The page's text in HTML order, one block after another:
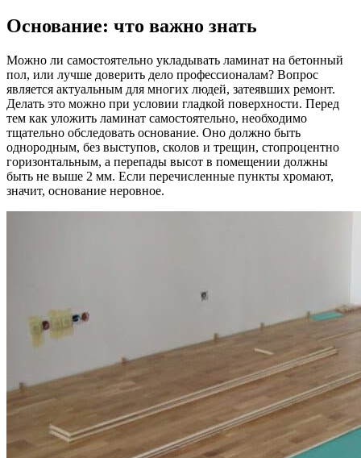
Основание: что важно знать
Можно ли самостоятельно укладывать ламинат на бетонный
пол, или лучше доверить дело профессионалам? Вопрос
является актуальным для многих людей, затеявших ремонт.
Делать это можно при условии гладкой поверхности. Перед
тем как уложить ламинат самостоятельно, необходимо
тщательно обследовать основание. Оно должно быть
однородным, без выступов, сколов и трещин, стопроцентно
горизонтальным, а перепады высот в помещении должны
быть не выше 2 мм. Если перечисленные пункты хромают,
значит, основание неровное.